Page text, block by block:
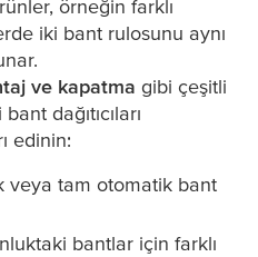
örneğin farklı
iki bant rulosunu aynı
ve kapatma gibi çeşitli
dağıtıcıları
edinin:
veya tam otomatik bant
bantlar için farklı